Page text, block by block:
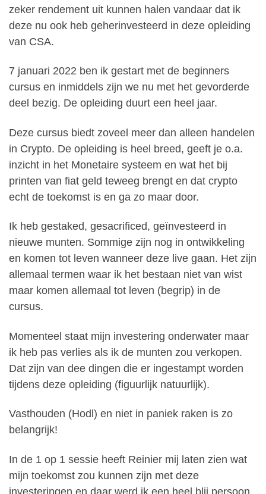
zeker rendement uit kunnen halen vandaar dat ik
deze nu ook heb geherinvesteerd in deze opleiding
van CSA.
7 januari 2022 ben ik gestart met de beginners
cursus en inmiddels zijn we nu met het gevorderde
deel bezig. De opleiding duurt een heel jaar.
Deze cursus biedt zoveel meer dan alleen handelen
in Crypto. De opleiding is heel breed, geeft je o.a.
inzicht in het Monetaire systeem en wat het bij
printen van fiat geld teweeg brengt en dat crypto
echt de toekomst is en ga zo maar door.
Ik heb gestaked, gesacrificed, geïnvesteerd in
nieuwe munten. Sommige zijn nog in ontwikkeling
en komen tot leven wanneer deze live gaan. Het zijn
allemaal termen waar ik het bestaan niet van wist
maar komen allemaal tot leven (begrip) in de
cursus.
Momenteel staat mijn investering onderwater maar
ik heb pas verlies als ik de munten zou verkopen.
Dat zijn van dee dingen die er ingestampt worden
tijdens deze opleiding (figuurlijk natuurlijk).
Vasthouden (Hodl) en niet in paniek raken is zo
belangrijk!
In de 1 op 1 sessie heeft Reinier mij laten zien wat
mijn toekomst zou kunnen zijn met deze
investeringen en daar werd ik een heel blij persoon